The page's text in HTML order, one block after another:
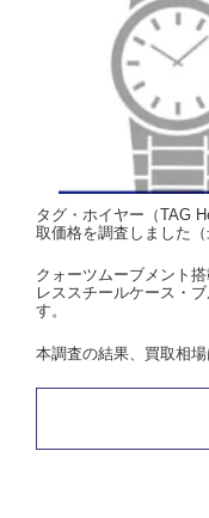
タグ・ホイヤー（TAG
取価格を調査しました（
クォーツムーブメント
レススチールケース・
す。
本調査の結果、買取相場